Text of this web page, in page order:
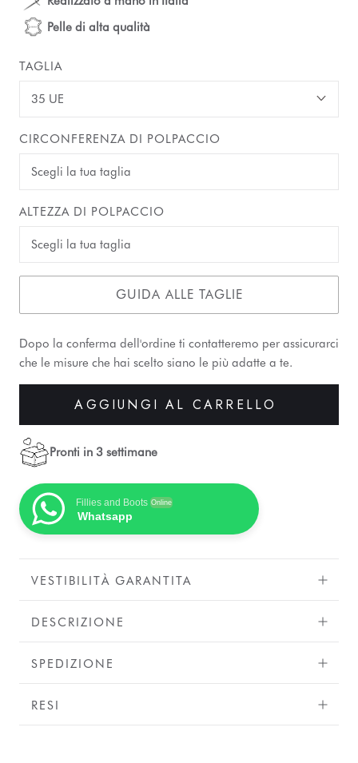
Pelle di alta qualità
TAGLIA
35 UE
CIRCONFERENZA DI POLPACCIO
ALTEZZA DI POLPACCIO
GUIDA ALLE TAGLIE
Dopo la conferma dell'ordine ti contatteremo per assicurarci
che le misure che hai scelto siano le più adatte a te.
AGGIUNGI AL CARRELLO
Pronti in 3 settimane
Fillies and Boots Online
Whatsapp
VESTIBILITÀ GARANTITA
DESCRIZIONE
SPEDIZIONE
RESI